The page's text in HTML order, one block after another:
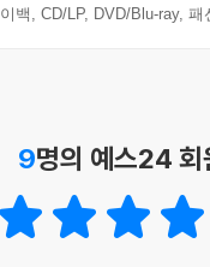
가 내리는 겨울, 바다
기억 속 전쟁터와 포로수
밤이 없을 것 같은’ 세
환대와 희망을 체험하
백, CD/LP, DVD/Blu-ray,
9명의 예스24 회